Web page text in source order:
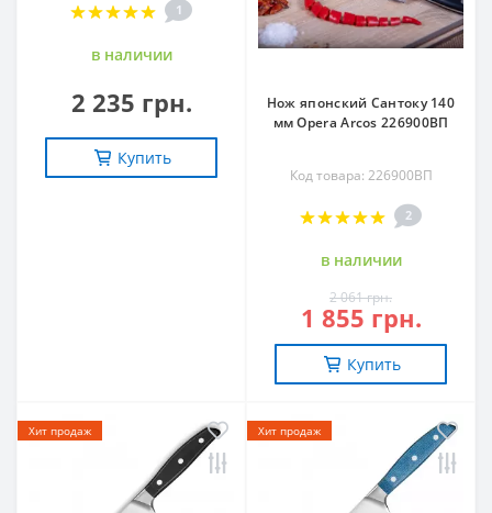
1
в наличии
2 235 грн.
Купить
Нож японский Сантоку 140
мм Opera Arcos 226900ВП
Код товара: 226900ВП
2
в наличии
2 061 грн.
1 855 грн.
Купить
Хит продаж Хит продаж